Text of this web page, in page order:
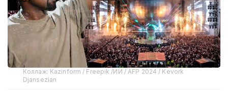
Коллаж: Kazinform / Freepik /ИИ / AFP 2024 / Kevork
Djansezian